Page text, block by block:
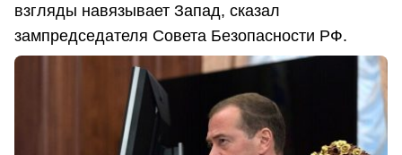
взгляды навязывает Запад, сказал
зампредседателя Совета Безопасности РФ.